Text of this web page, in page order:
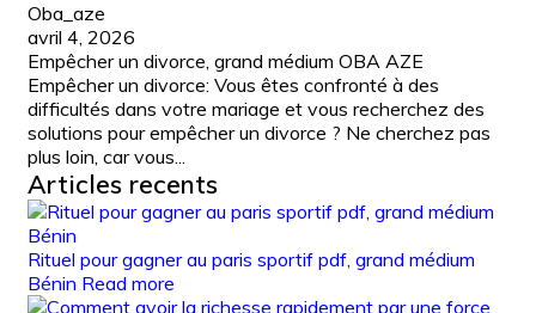
Oba_aze
avril 4, 2026
Empêcher un divorce, grand médium OBA AZE
Empêcher un divorce: Vous êtes confronté à des
difficultés dans votre mariage et vous recherchez des
solutions pour empêcher un divorce ? Ne cherchez pas
plus loin, car vous...
Articles recents
Rituel pour gagner au paris sportif pdf, grand médium
Bénin Read more